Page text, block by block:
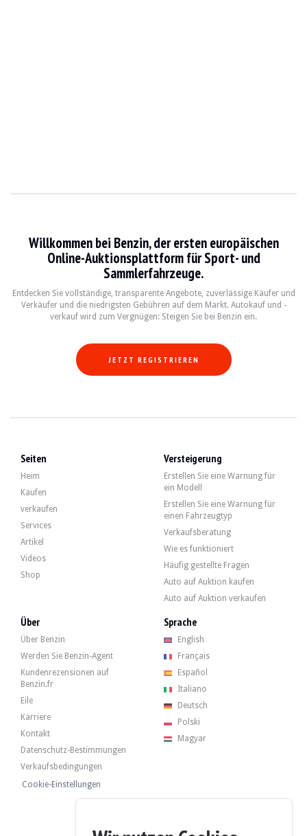
Willkommen bei Benzin, der ersten europäischen
Online-Auktionsplattform für Sport- und
Sammlerfahrzeuge.
Entdecken Sie vollständige, transparente Angebote, zuverlässige Käufer und
Verkäufer und die niedrigsten Gebühren auf dem Markt. Autokauf und -
verkauf wird zum Vergnügen: Steigen Sie bei Benzin ein.
JETZT REGISTRIEREN
Seiten
Heim
Kaufen
verkaufen
Services
Artikel
Videos
Shop
Versteigerung
Erstellen Sie eine Warnung für
ein Modell
Erstellen Sie eine Warnung für
einen Fahrzeugtyp
Verkaufsberatung
Wie es funktioniert
Häufig gestellte Fragen
Auto auf Auktion kaufen
Auto auf Auktion verkaufen
Über
Über Benzin
Werden Sie Benzin-Agent
Kundenrezensionen auf
Benzin.fr
Eile
Karriere
Kontakt
Datenschutz-Bestimmungen
Verkaufsbedingungen
Cookie-Einstellungen
Sprache
English
Français
Español
Italiano
Deutsch
Polski
Magyar